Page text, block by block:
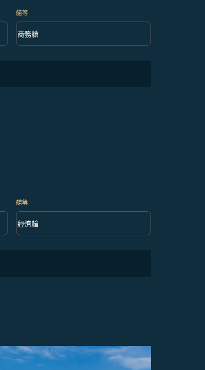
艙等
艙等 option 商務艙 Selected
商務艙
keyboard_arrow_down
艙等
艙等 option 經濟艙 Selected
經濟艙
keyboard_arrow_down